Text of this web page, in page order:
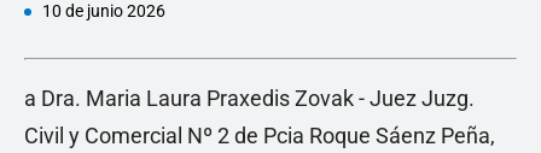
10 de junio 2026
a Dra. Maria Laura Praxedis Zovak - Juez Juzg.
Civil y Comercial Nº 2 de Pcia Roque Sáenz Peña,